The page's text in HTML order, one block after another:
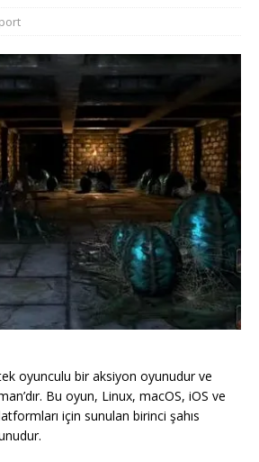
oyunculu bir aksiyon oyunudur ve
Bu oyun, Linux, macOS, iOS ve
için sunulan birinci şahıs